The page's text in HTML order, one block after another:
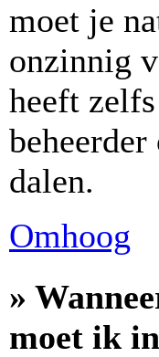
moet je
onzinnig
heeft
dalen.
Omhoog
»
moet ik